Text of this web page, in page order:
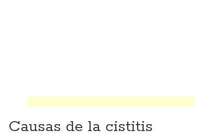
Causas de la cistitis